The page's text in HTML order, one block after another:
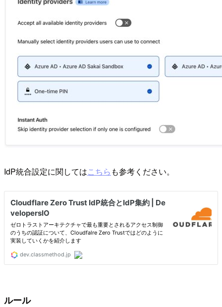
IdP統合設定に関してはこちら も参考ください。
ルール